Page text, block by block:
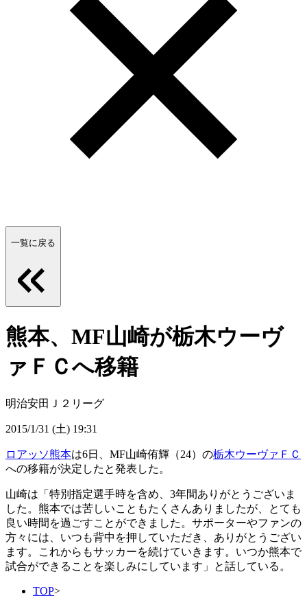
一覧に戻る
熊本、MF山崎が栃木ウーヴ
ァＦＣへ移籍
明治安田Ｊ２リーグ
2015/1/31 (土) 19:31
ロアッソ熊本は6日、MF山崎侑輝（24）の栃木ウーヴァＦＣ
への移籍が決定したと発表した。
山崎は「特別指定選手時を含め、3年間ありがとうございま
した。熊本では苦しいこともたくさんありましたが、とても
良い時間を過ごすことができました。サポーターやファンの
方々には、いつも背中を押していただき、ありがとうござい
ます。これからもサッカーを続けていきます。いつか熊本で
試合ができることを楽しみにしています」と話している。
TOP>